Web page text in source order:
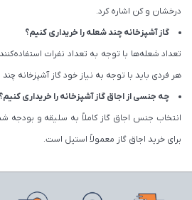
درخشان و کن اشاره کرد.
گاز آشپزخانه چند شعله را خریداری کنیم؟
تعداد شعله‌ها با توجه به تعداد نفرات
هر فردی باید با توجه به نیاز خود گاز آشپزخانه
چه جنسی از اجاق گاز آشپزخانه را خریداری کنیم؟
انتخاب جنس اجاق گاز کاملاً به سلیقه و بودجه
برای خرید اجاق گاز معمولاً استیل است.